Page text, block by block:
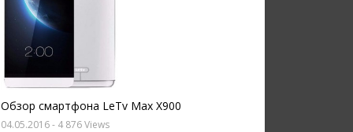
Обзор смартфона LeTv Max X900
04.05.2016- 4 876 Views